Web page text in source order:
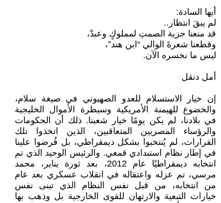
أيها السادة:
لم يبقَ انتظار..
قد منعنا جزية الصمتِ لمملوكٍ وعبدْ،
وقطعنا شعرةَ الوالي “ابن هند”،
ليس ما نخسره الآن.
أمل دنقل
إن خيار الاستسلام للعدو الصهيوني في صيغة سلام،
والخضوع للهيمنة الأمريكية وسيطرة الأموال الخليجية
في بلادنا، لم يكن يومًا خيار شعبنا. ذلك أن الحكومات
والرؤساء المصريين المتعاقبين، الذين اتخذوا تلك
القرارات، لم يُنتخبوا بشكل ديمقراطي، بل فُرضوا علينا
في إطار نظام استبدادي قمعي. والرئيس الوحيد الذي تم
انتخابه ديمقراطيًا عام 2012، بعد ثورة يناير، محمد
مرسي، تم عزله واعتقاله في انقلاب عسكري بعد عام
من انتخابه، من قبل نفس النظام الذي تبنى نفس
خيارات التبعية والارتهان للقوى الخارجية بل وذهب بها